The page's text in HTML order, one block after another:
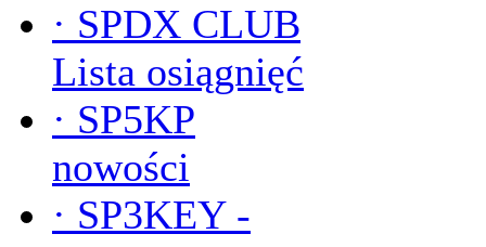
· SPDX CLUB
Lista osiągnięć
· SP5KP
nowości
· SP3KEY -